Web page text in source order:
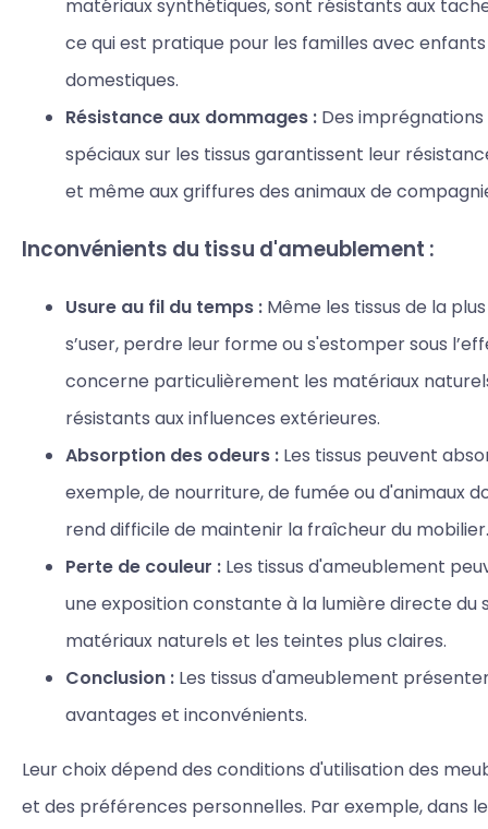
matériaux synthétiques, sont résistants aux
ce qui est pratique pour les familles avec
domestiques.
Résistance aux dommages : Des
spéciaux sur les tissus garantissent leur
et même aux griffures des animaux de
Inconvénients du tissu d'ameublement :
Usure au fil du temps : Même les tissus de la
s’user, perdre leur forme ou s'estomper sous
concerne particulièrement les matériaux
résistants aux influences extérieures.
Absorption des odeurs : Les tissus peuvent
exemple, de nourriture, de fumée ou d'animaux
rend difficile de maintenir la fraîcheur du mobilier.
Perte de couleur : Les tissus d'ameublement
une exposition constante à la lumière directe du
matériaux naturels et les teintes plus claires.
Conclusion : Les tissus d'ameublement
avantages et inconvénients.
Leur choix dépend des conditions d'utilisation des
et des préférences personnelles. Par exemple, dans